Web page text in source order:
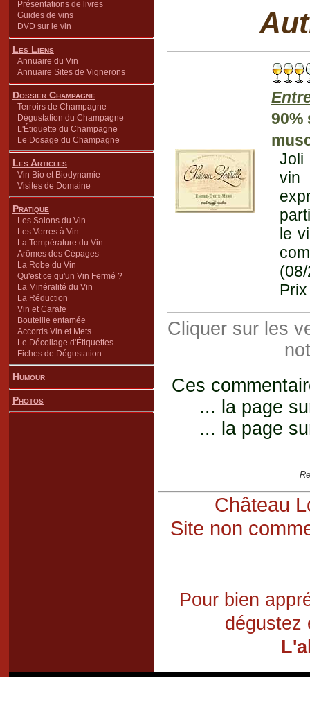
Présentations de livres
Guides de vins
DVD sur le vin
Les Liens
Annuaire du Vin
Annuaire Sites de Vignerons
Dossier Champagne
Terroirs de Champagne
Dégustation du Champagne
L'Étiquette du Champagne
Le Dosage du Champagne
Les Articles
Vin Bio et Biodynamie
Visites de Domaine
Pratique
Les Salons du Vin
Les Verres à Vin
La Température du Vin
Arômes des Cépages
La Robe du Vin
Qu'est ce qu'un Vin Fermé ?
La Minéralité du Vin
La Réduction
Vin et Carafe
Bouteille entamée
Accords Vin et Mets
Le Décollage d'Étiquettes
Fiches de Dégustation
Humour
Photos
90%
Joli
vin
le
Cliquer sur les
Ces
... la page
... la page
Château
Site non
Pour bien
dégustez